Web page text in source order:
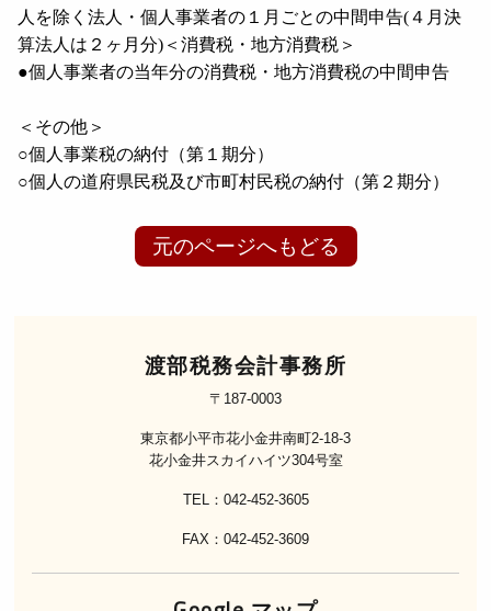
人を除く法人・個人事業者の１月ごとの中間申告(４月決
算法人は２ヶ月分) ＜消費税・地方消費税＞
●個人事業者の当年分の消費税・地方消費税の中間申告
＜その他＞
○個人事業税の納付（第１期分）
○個人の道府県民税及び市町村民税の納付（第２期分）
元のページへもどる
渡部税務会計事務所
〒187-0003
東京都小平市花小金井南町2-18-3
花小金井スカイハイツ304号室
TEL：042-452-3605
FAX：042-452-3609